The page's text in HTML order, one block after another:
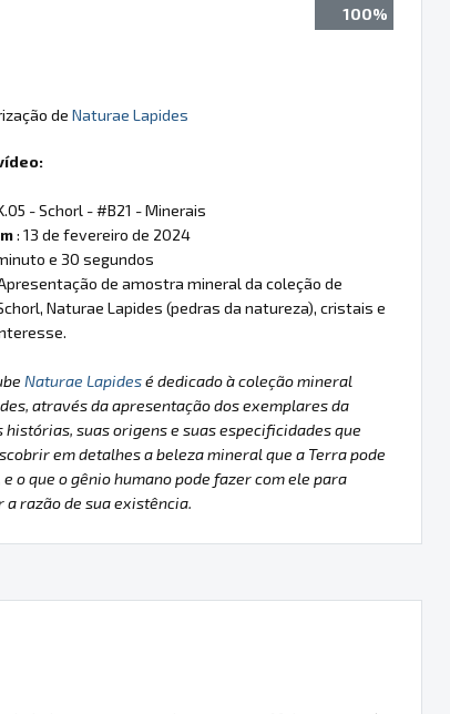
100%
de Naturae Lapides
- Schorl - #B21 - Minerais
: 13 de fevereiro de 2024
e 30 segundos
de amostra mineral da coleção de
Naturae Lapides (pedras da natureza), cristais e
Naturae Lapidesé dedicado à coleção mineral
através da apresentação dos exemplares da
histórias, suas origens e suas especificidades que
em detalhes a beleza mineral que a Terra pode
o que o gênio humano pode fazer com ele para
a razão de sua existência.